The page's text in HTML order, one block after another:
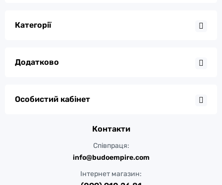
Категорії
Додатково
Особистий кабінет
Контакти
Співпраця:
info@budoempire.com
Інтернет магазин: